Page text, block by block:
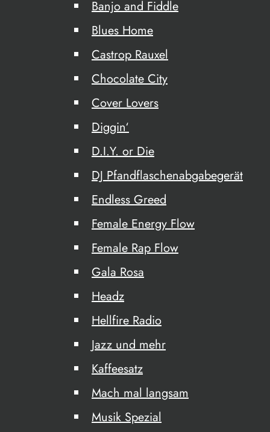
Banjo and Fiddle
Blues Home
Castrop Rauxel
Chocolate City
Cover Lovers
Diggin‘
D.I.Y. or Die
DJ Pfandflaschenabgabegerät
Endless Greed
Female Energy Flow
Female Rap Flow
Gala Rosa
Headz
Hellfire Radio
Jazz und mehr
Kaffeesatz
Mach mal langsam
Musik Spezial